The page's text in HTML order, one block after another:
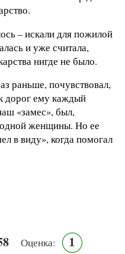
– искали для пожилой
и уже считала,
нигде не было.
раньше, почувствовал,
дорог ему каждый
«замес», был,
одной женщины. Но ее
в виду», когда помогал
Оценка: 1